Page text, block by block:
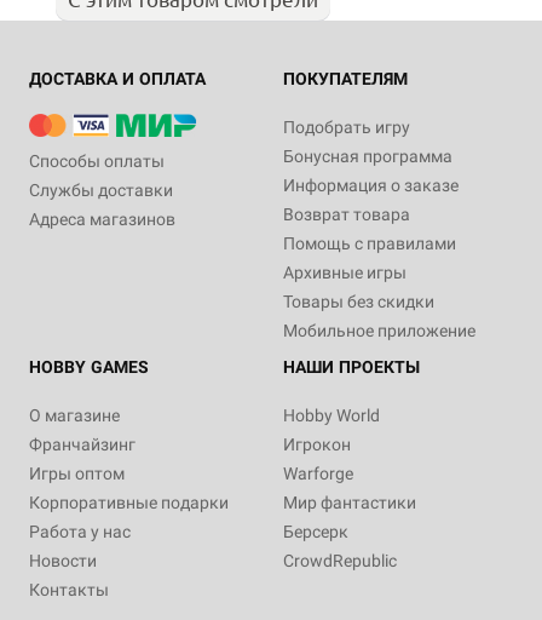
ДОСТАВКА И ОПЛАТА
Способы оплаты
Службы доставки
Адреса магазинов
ПОКУПАТЕЛЯМ
Подобрать игру
Бонусная программа
Информация о заказе
Возврат товара
Помощь с правилами
Архивные игры
Товары без скидки
Мобильное приложение
HOBBY GAMES
О магазине
Франчайзинг
Игры оптом
Корпоративные подарки
Работа у нас
Новости
Контакты
НАШИ ПРОЕКТЫ
Hobby World
Игрокон
Warforge
Мир фантастики
Берсерк
CrowdRepublic